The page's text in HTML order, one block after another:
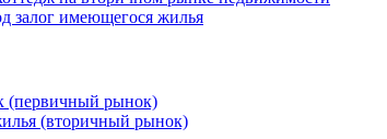
залог имеющегося жилья
(первичный рынок)
(вторичный рынок)